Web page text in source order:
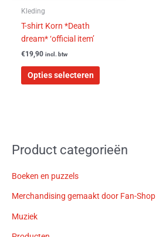
Kleding
T-shirt Korn *Death
dream* ‘official item’
€19,90 incl. btw
Opties selecteren
Product categorieën
Boeken en puzzels
Merchandising gemaakt door Fan-Shop
Muziek